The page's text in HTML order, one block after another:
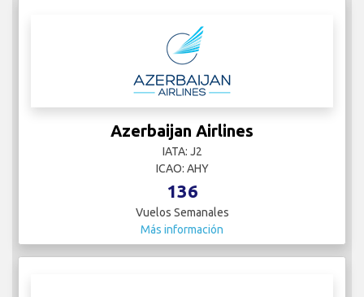
Azerbaijan Airlines
IATA: J2
ICAO: AHY
136
Vuelos Semanales
Más información